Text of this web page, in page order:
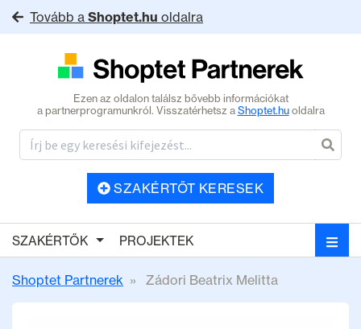
Tovább a Shoptet.hu oldalra
Ezen az oldalon találsz bővebb információkat
a partnerprogramunkról. Visszatérhetsz aShoptet.huoldalra
SZAKÉRTŐT KERESEK
SZAKÉRTŐK PROJEKTEK
Shoptet Partnerek Zádori Beatrix Melitta